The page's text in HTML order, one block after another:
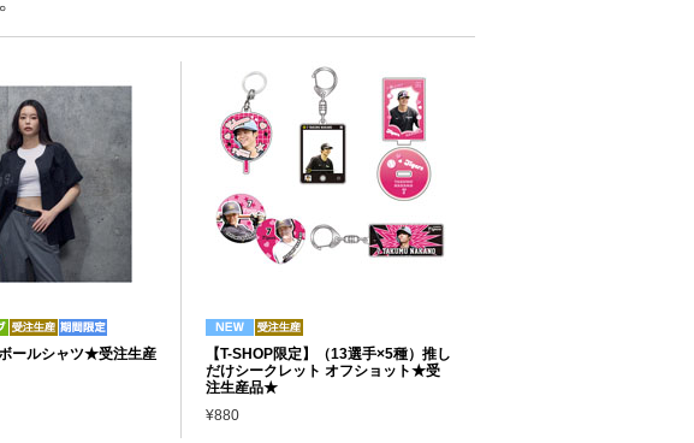
ールシャツ★受注生産
【T-SHOP限定】（13選手×5種）推し
だけシークレット オフショット★受
注生産品★
¥880